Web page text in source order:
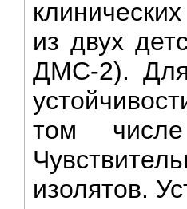
из двух
ДМС-2). Для
том
изолятов.